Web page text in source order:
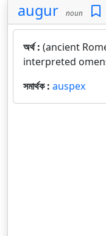
augur noun
অর্থ : (ancient
interpreted
সমার্থক : auspex